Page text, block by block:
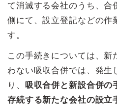
て消滅する会社のうち、合
側にて、設立登記などの作
す。
この手続きについては、新
わない吸収合併では、発生
り、
吸収合併と新設合併の
存続する新たな会社の設立